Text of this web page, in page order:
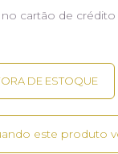
cartão de crédito
este produto